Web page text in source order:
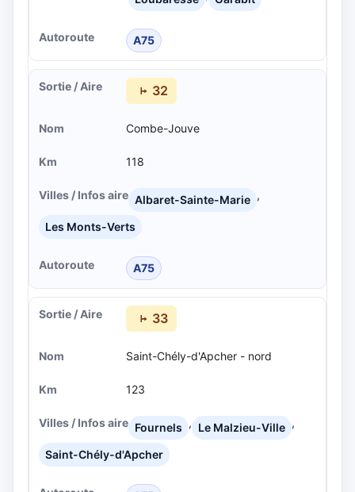
A75
32
Combe-Jouve
118
Albaret-Sainte-Marie ,
Les Monts-Verts
A75
33
Saint-Chély-d'Apcher - nord
123
Fournels , Le Malzieu-Ville ,
Saint-Chély-d'Apcher